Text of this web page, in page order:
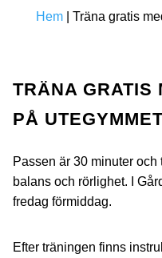
Hem Träna gratis
TRÄNA GRATIS
PÅ
Passen är 30 minuter
balans och rörlighet. I
fredag förmiddag.
Efter träningen finns